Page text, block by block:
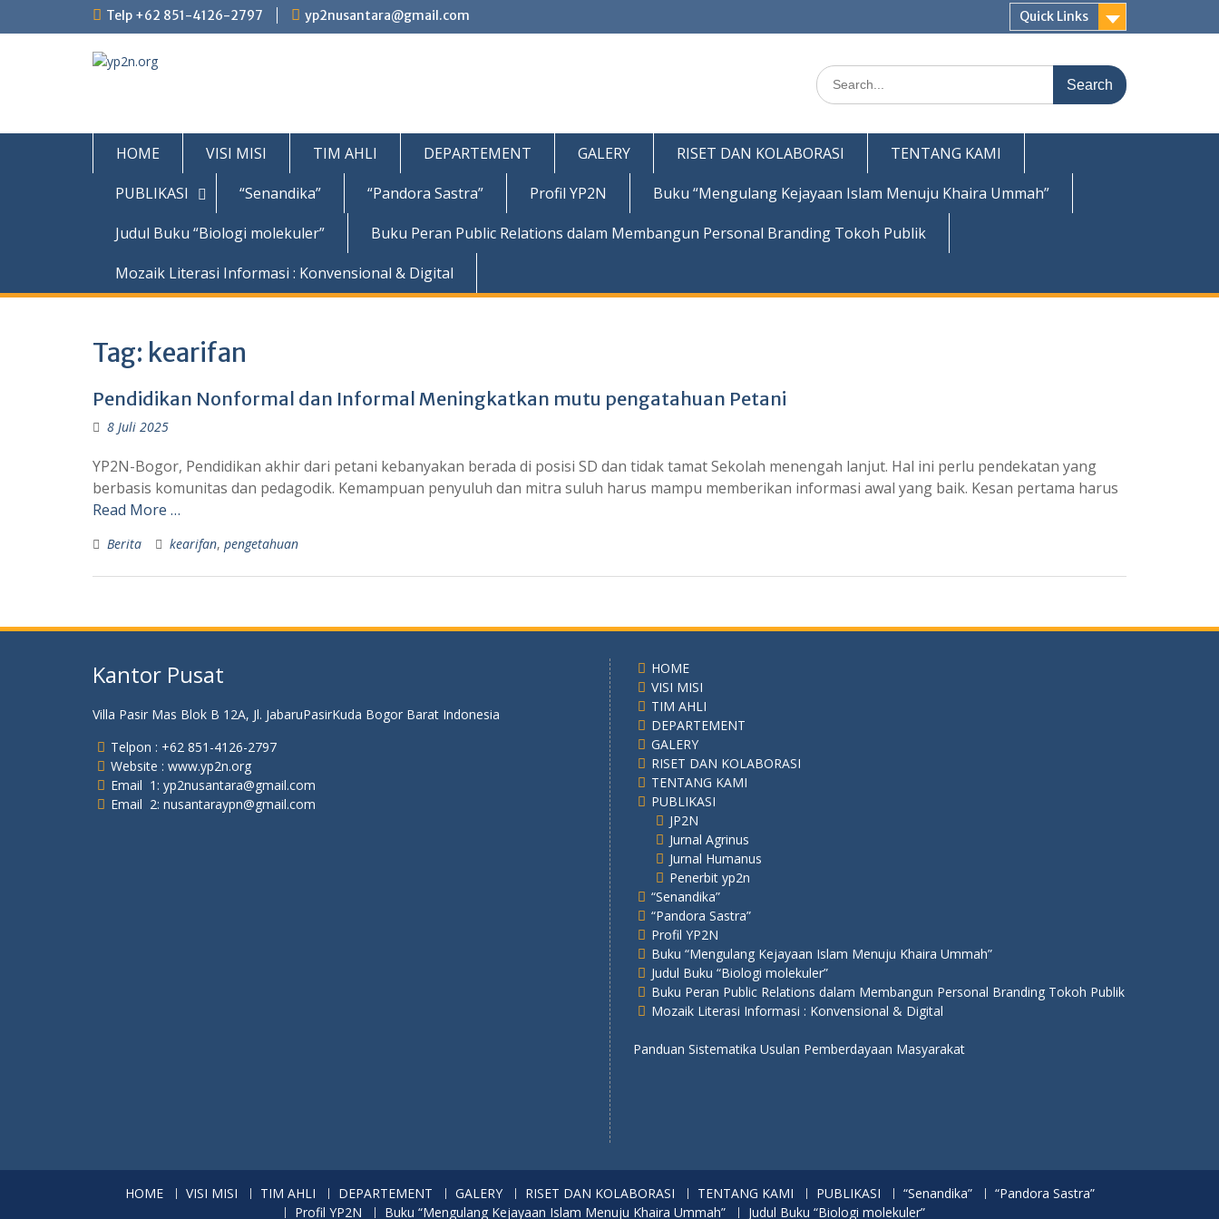
Telp +62 851-4126-2797 yp2nusantara@gmail.com Quick Links
Search
for:
HOME VISI MISI TIM AHLI DEPARTEMENT GALERY RISET DAN KOLABORASI
TENTANG KAMI
PUBLIKASI
“Senandika” “Pandora Sastra” Profil YP2N
Buku “Mengulang Kejayaan Islam Menuju Khaira Ummah”
Judul Buku “Biologi molekuler”
Buku Peran Public Relations dalam Membangun Personal Branding Tokoh Publik
Mozaik Literasi Informasi : Konvensional & Digital
Tag: kearifan
Pendidikan Nonformal dan Informal Meningkatkan mutu pengatahuan Petani
8 Juli 2025
YP2N-Bogor, Pendidikan akhir dari petani kebanyakan berada di posisi SD dan tidak tamat Sekolah menengah lanjut. Hal ini perlu pendekatan yang
berbasis komunitas dan pedagodik. Kemampuan penyuluh dan mitra suluh harus mampu memberikan informasi awal yang baik. Kesan pertama harus
Read More …
Berita kearifan, pengetahuan
Kantor Pusat
Villa Pasir Mas Blok B 12A, Jl. JabaruPasirKuda Bogor Barat Indonesia
Telpon : +62 851-4126-2797
Website : www.yp2n.org
Email 1: yp2nusantara@gmail.com
Email 2: nusantaraypn@gmail.com
HOME
VISI MISI
TIM AHLI
DEPARTEMENT
GALERY
RISET DAN KOLABORASI
TENTANG KAMI
PUBLIKASI
JP2N
Jurnal Agrinus
Jurnal Humanus
Penerbit yp2n
“Senandika”
“Pandora Sastra”
Profil YP2N
Buku “Mengulang Kejayaan Islam Menuju Khaira Ummah”
Judul Buku “Biologi molekuler”
Buku Peran Public Relations dalam Membangun Personal Branding Tokoh Publik
Mozaik Literasi Informasi : Konvensional & Digital
Panduan Sistematika Usulan Pemberdayaan Masyarakat
HOME VISI MISI TIM AHLI DEPARTEMENT GALERY RISET DAN KOLABORASI TENTANG KAMI PUBLIKASI “Senandika”
“Pandora Sastra”
Profil YP2N
Buku “Mengulang Kejayaan Islam Menuju Khaira Ummah” Judul Buku “Biologi molekuler”